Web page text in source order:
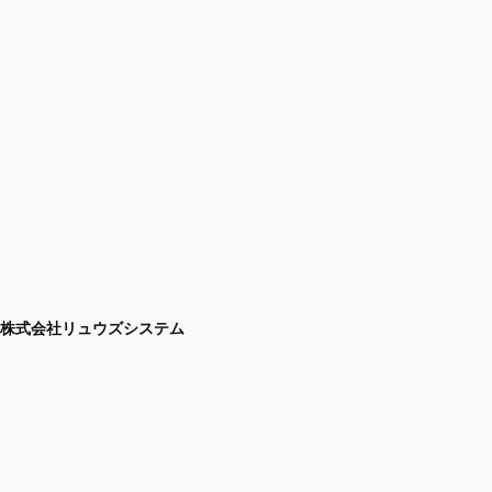
株式会社リュウズシステム